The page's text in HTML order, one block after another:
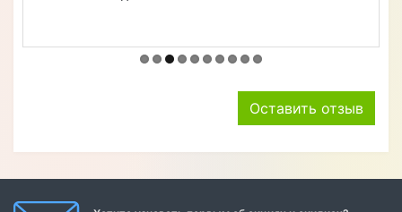
Оставить отзыв